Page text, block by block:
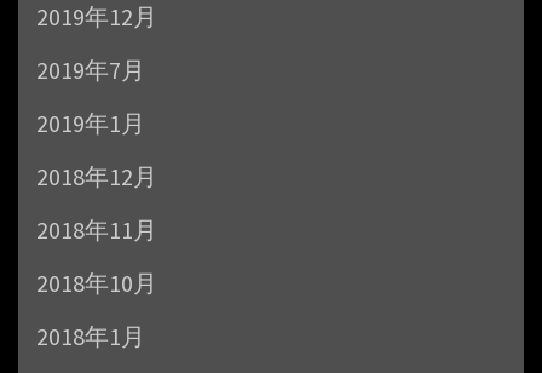
2019年12月
2019年7月
2019年1月
2018年12月
2018年11月
2018年10月
2018年1月